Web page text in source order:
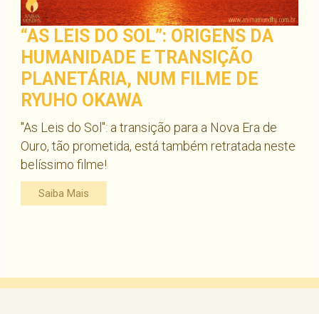
“AS LEIS DO SOL”: ORIGENS DA
HUMANIDADE E TRANSIÇÃO
PLANETÁRIA, NUM FILME DE
RYUHO OKAWA
"As Leis do Sol": a transição para a Nova Era de
Ouro, tão prometida, está também retratada neste
belíssimo filme!
Saiba Mais